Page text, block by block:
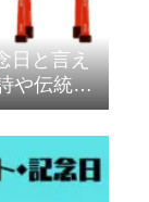
日と言え
や伝統行